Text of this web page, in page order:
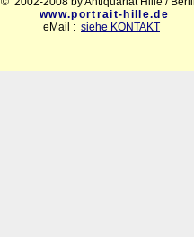
www.portrait-hille.de
eMail : siehe KONTAKT